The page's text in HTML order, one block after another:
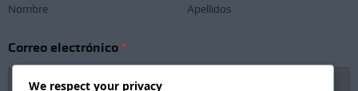
r
l
e
Nombre Apellidos
Correo electrónico *
We respect your privacy